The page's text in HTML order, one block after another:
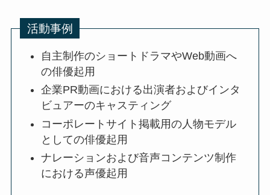
活動事例
自主制作のショートドラマやWeb動画へ
の俳優起用
企業PR動画における出演者およびインタ
ビュアーのキャスティング
コーポレートサイト掲載用の人物モデル
としての俳優起用
ナレーションおよび音声コンテンツ制作
における声優起用